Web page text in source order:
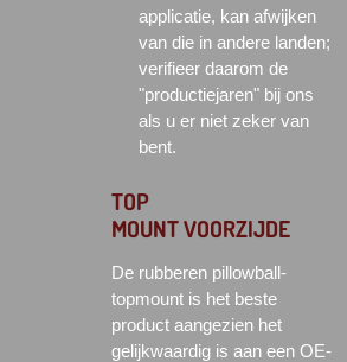
applicatie, kan afwijken
van die in andere landen;
verifieer daarom de
"productiejaren" bij ons
als u er niet zeker van
bent.
TOP
MOUNTVOORZIJDE
De rubberen pillowball-
topmount is het beste
product aangezien het
gelijkwaardig is aan een OE-